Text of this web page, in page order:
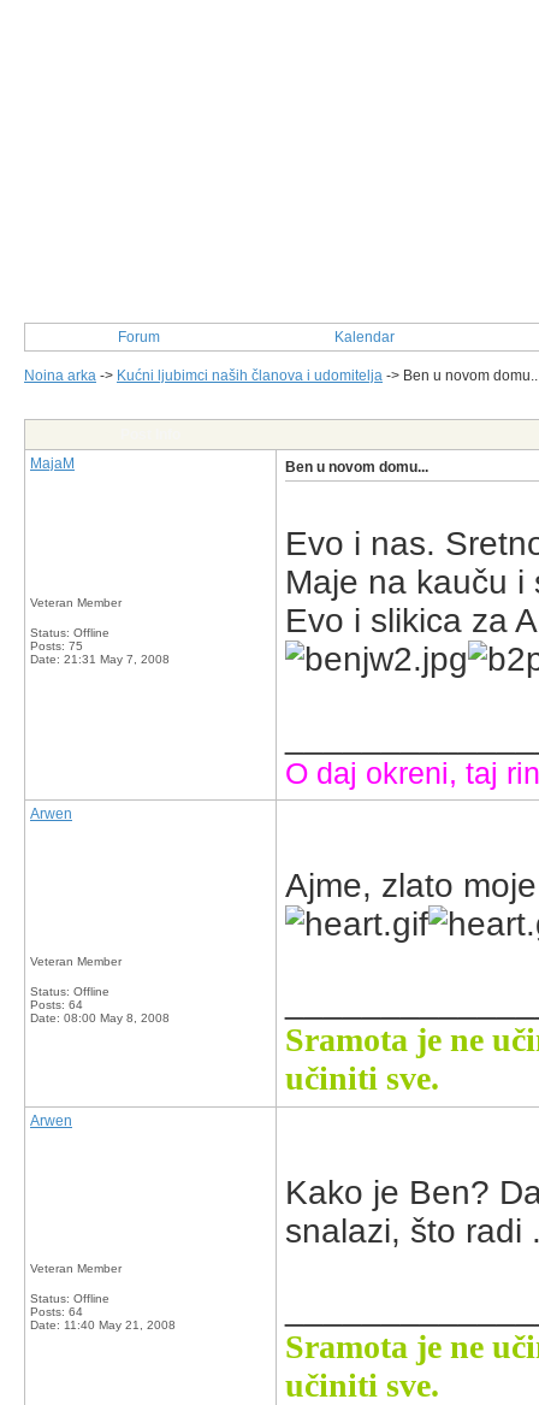
Forum Kalendar
Noina arka -> Kućni ljubimci naših članova i udomitelja -> Ben u novom
MajaM
Veteran Member
Status: Offline
Posts: 75
Date: 21:31 May 7, 2008
Ben u novom domu...
Evo i nas.
Maje na kauču i
Evo i slikica za
O daj okreni, taj
Arwen
Veteran Member
Status: Offline
Posts: 64
Date: 08:00 May 8, 2008
Ajme, zlato
Sramota je ne
učiniti sve.
Arwen
Veteran Member
Status: Offline
Posts: 64
Date: 11:40 May 21, 2008
Kako je Ben?
snalazi, što radi
Sramota je ne
učiniti sve.